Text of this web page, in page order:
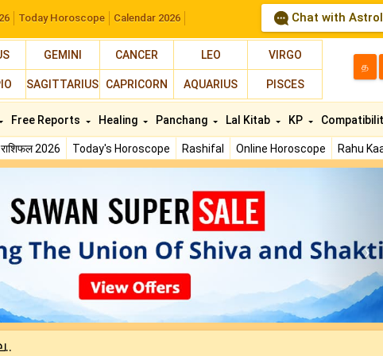
Today Horoscope Calendar 2026 Chat with
GEMINI CANCER LEO VIRGO
SAGITTARIUS CAPRICORN AQUARIUS PISCES
த
राशिफल 2026 Today's Horoscope Rashifal Online Horoscope Rahu
Free Reports Healing Panchang Lal Kitab KP